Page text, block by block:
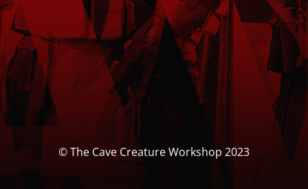
© The Cave Creature Workshop 2023